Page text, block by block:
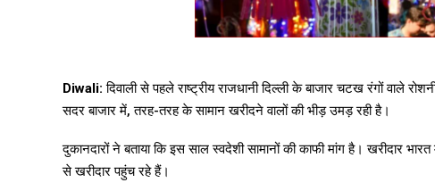
Diwali: दिवाली से पहले राष्ट्रीय राजधानी दिल्ली के बाजार चटख रंगों वाले
सदर बाजार में, तरह-तरह के सामान खरीदने वालों की भीड़ उमड़ रही है।
दुकानदारों ने बताया कि इस साल स्वदेशी सामानों की काफी मांग है। खरीदार
से खरीदार पहुंच रहे हैं।